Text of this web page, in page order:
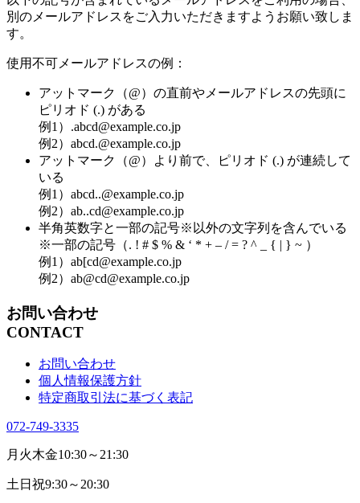
別のメールアドレスをご入力いただきますようお願い致しま
す。
使用不可メールアドレスの例：
アットマーク（@）の直前やメールアドレスの先頭に
ピリオド (.) がある
例1）.abcd@example.co.jp
例2）abcd.@example.co.jp
アットマーク（@）より前で、ピリオド (.) が連続して
いる
例1）abcd..@example.co.jp
例2）ab..cd@example.co.jp
半角英数字と一部の記号※以外の文字列を含んでいる
※一部の記号（. ! # $ % & ‘ * + – / = ? ^ _ { | } ~ ）
例1）ab[cd@example.co.jp
例2）ab@cd@example.co.jp
お問い合わせ
CONTACT
お問い合わせ
個人情報保護方針
特定商取引法に基づく表記
072-749-3335
月火木金10:30～21:30
土日祝9:30～20:30